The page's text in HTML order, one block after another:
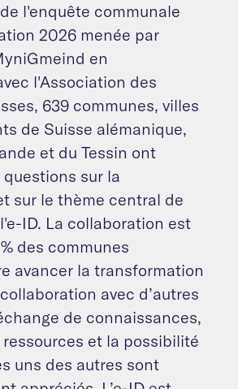
l'enquête communale
2026 menée par
en
l'Association des
639 communes, villes
de Suisse alémanique,
et du Tessin ont
sur la
sur le thème central de
ID. La collaboration est
des communes
avancer la transformation
avec d’autres
de connaissances,
et la possibilité
uns des autres sont